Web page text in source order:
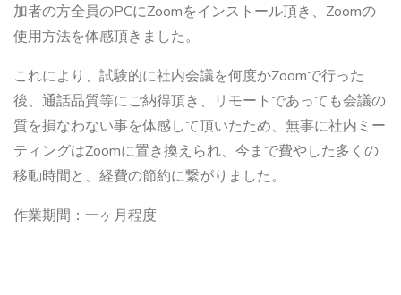
加者の方全員のPCにZoomをインストール頂き、Zoomの
使用方法を体感頂きました。
これにより、試験的に社内会議を何度かZoomで行った
後、通話品質等にご納得頂き、リモートであっても会議の
質を損なわない事を体感して頂いたため、無事に社内ミー
ティングはZoomに置き換えられ、今まで費やした多くの
移動時間と、経費の節約に繋がりました。
作業期間：一ヶ月程度